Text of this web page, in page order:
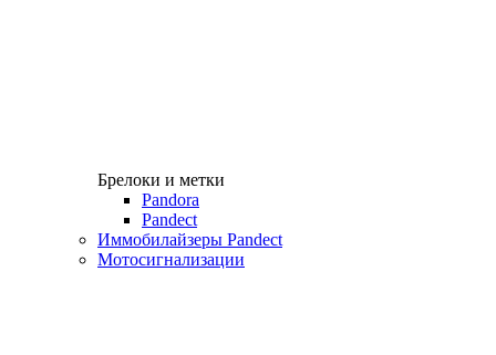
Брелоки и метки
Pandora
Pandect
Иммобилайзеры Pandect
Мотосигнализации